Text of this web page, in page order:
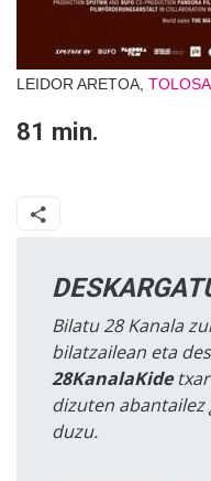
LEIDOR ARETOA, TOLOSA
81 min.
Bilatu 28 Kanala
bilatzailean eta
28KanalaKide
dizuten abantailez
duzu.